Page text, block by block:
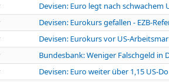
Devisen: Euro legt nach
Devisen: Eurokurs gefallen - EZB-
Devisen: Eurokurs vor US-
Bundesbank: Weniger Falschgeld in
Devisen: Euro weiter über 1,15 US-